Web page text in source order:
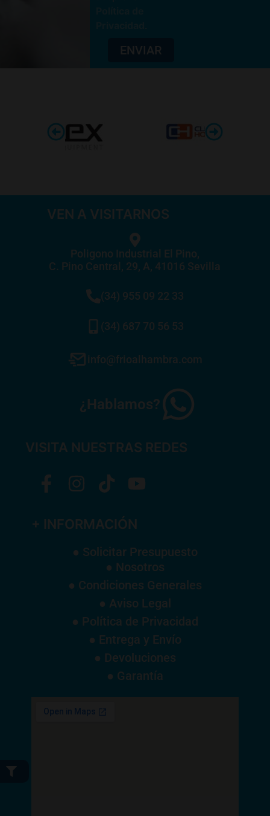
ENVIAR
VEN A VISITARNOS
Poligono Industrial El Pino,
C. Pino Central, 29, A, 41016 Sevilla
(34) 955 09 22 33
(34) 687 70 56 53
info@frioalhambra.com
¿Hablamos?
VISITA NUESTRAS REDES
+ INFORMACIÓN
● Solicitar Presupuesto
● Nosotros
● Condiciones Generales
● Aviso Legal
● Política de Privacidad
● Entrega y Envío
● Devoluciones
● Garantía